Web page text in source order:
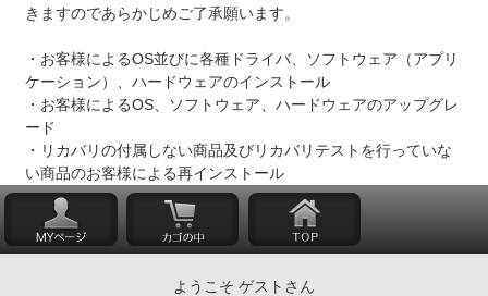
きますのであらかじめご了承願います。
・お客様によるOS並びに各種ドライバ、ソフトウェア（アプリ
ケーション）、ハードウェアのインストール
・お客様によるOS、ソフトウェア、ハードウェアのアップグレ
ード
・リカバリの付属しない商品及びリカバリテストを行っていな
い商品のお客様による再インストール
ようこそ ゲストさん